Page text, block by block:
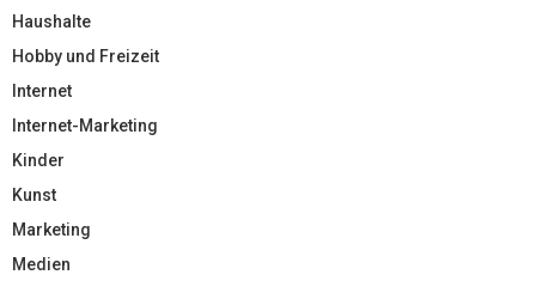
Haushalte
Hobby und Freizeit
Internet
Internet-Marketing
Kinder
Kunst
Marketing
Medien